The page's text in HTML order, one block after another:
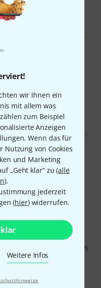
wir Ihnen ein
mit allem was
zum Beispiel
Anzeigen
Wenn das für
Nutzung von Cookies
und Marketing
„Geht klar“ zu (alle
).
jederzeit
(hier) widerrufen.
Weitere Infos
etc.
suchen - noch nicht ganz
Klang dieser
Klang und lässt sich